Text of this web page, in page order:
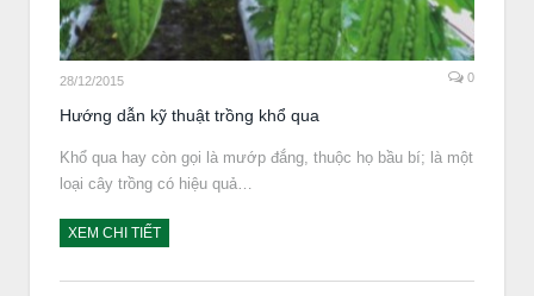
28/12/2015 0
Hướng dẫn kỹ thuật trồng khổ qua
Khổ qua hay còn gọi là mướp đắng, thuộc họ bầu bí; là một
loại cây trồng có hiệu quả…
XEM CHI TIẾT